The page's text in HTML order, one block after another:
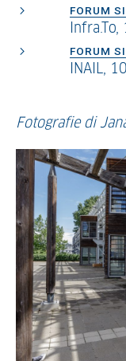
FORUM
FORUM
INAIL,
Fotografie di